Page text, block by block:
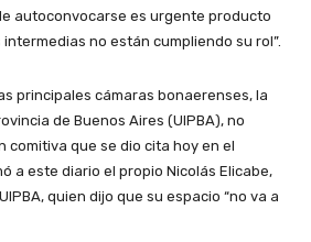
autoconvocarse es urgente producto
no están cumpliendo su rol”.
principales cámaras bonaerenses, la
de Buenos Aires (UIPBA), no
comitiva que se dio cita hoy en el
a este diario el propio Nicolás Elicabe,
quien dijo que su espacio “no va a